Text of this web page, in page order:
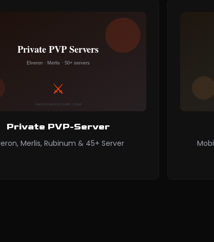
Private PVP-Server
Merlis, Rubinum & 45+ Server